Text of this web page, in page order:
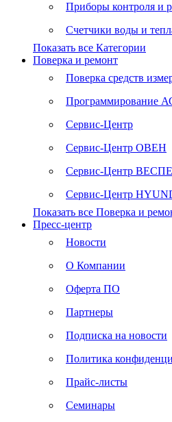
Приборы контроля и
Счетчики воды и
Показать все Категории
Поверка и ремонт
Поверка средств
Программирование
Сервис-Центр
Сервис-Центр ОВЕН
Сервис-Центр
Сервис-Центр
Показать все Поверка и
Пресс-центр
Новости
О Компании
Оферта ПО
Партнеры
Подписка на новости
Политика
Прайс-листы
Семинары